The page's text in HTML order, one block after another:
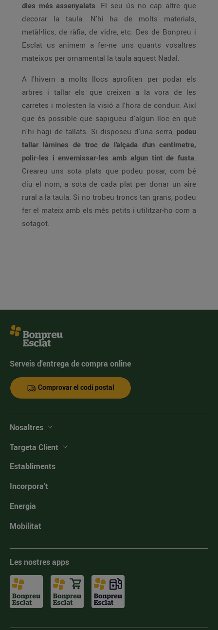
dies més assenyalats. El seu ús no cap altre que
decorar la taula. N'hi ha de molts materials,
metàl•lics, de ràfia, de vidre, etc. Des de Bonpreu i
Esclat us animem a fer-ne uns quants vosaltres
mateixos per ornamental la taula aquest Nadal.
A l'hivern a molts llocs aprofiten per podar els
arbres i tallar els que creixen a la vora de les
carretes i molesten la visió a l'hora de conduir. Així
que és possible que sapigueu d'algun lloc en què
n'hi hagi de tallats. Si disposeu d'una serra, podeu
tallar làmines de troc de l'alçada d'un centímetre,
polir-les i envernissar-les amb algun tint de fusta.
Creareu uns sota plats que podeu posar, com bé
diu el nom, a sota de cada plat per donar un aire
rural a la taula. Si no trobeu troncs tan grans, podeu
fer el mateix amb els més petits i utilitzar-ho com a
sotagot.
Serveis d'entrega de compra online
Comprovar el codi postal
Nosaltres
Targeta Client
Establiments
Incorpora't
Energia
Mobilitat
Les nostres apps